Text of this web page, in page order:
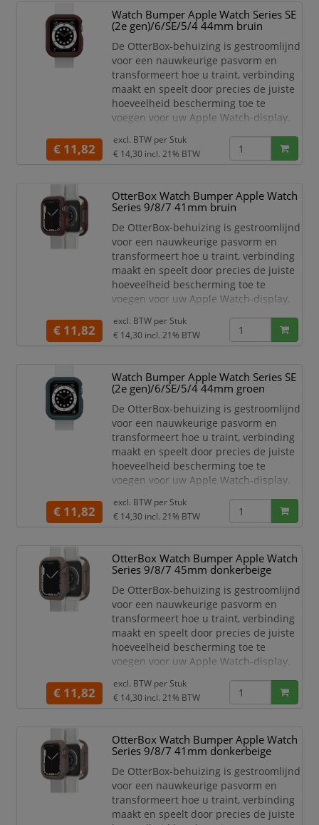
Gladde bumperbeschermers,
randen en kroon
Bestaat voor 90% uit gerecycled
plast
Watch Bumper Apple Watch Series SE
(2e gen)/6/SE/5/4 44mm bruin
De OtterBox-behuizing is gestroomlijnd
voor een nauwkeurige pasvorm en
transformeert hoe u traint, verbinding
maakt en speelt door precies de juiste
hoeveelheid bescherming toe te
voegen voor uw Apple Watch-display.
meer een oproep of sms en
maximaliseer elke activiteit zonder je
Apple Watch-scherm. De gladde
randen van de OtterBox Case
€ 11,82
excl. BTW per Stuk
€ 14,30 incl. 21% BTW
OtterBox Watch Bumper Apple Watch
Series 9/8/7 41mm bruin
De OtterBox-behuizing is gestroomlijnd
voor een nauwkeurige pasvorm en
transformeert hoe u traint, verbinding
maakt en speelt door precies de juiste
hoeveelheid bescherming toe te
voegen voor uw Apple Watch-display.
meer een oproep of sms en
maximaliseer elke activiteit zonder je
Apple Watch-scherm. De gladde
randen van de OtterBox Case
blokkeren de kracht van impact en bed
€ 11,82
excl. BTW per Stuk
€ 14,30 incl. 21% BTW
Watch Bumper Apple Watch Series SE
(2e gen)/6/SE/5/4 44mm groen
De OtterBox-behuizing is gestroomlijnd
voor een nauwkeurige pasvorm en
transformeert hoe u traint, verbinding
maakt en speelt door precies de juiste
hoeveelheid bescherming toe te
voegen voor uw Apple Watch-display.
meer een oproep of sms en
maximaliseer elke activiteit zonder je
Apple Watch-scherm. De gladde
randen van de OtterBox Case
blokkeren de kracht van impact en bed
€ 11,82
excl. BTW per Stuk
€ 14,30 incl. 21% BTW
OtterBox Watch Bumper Apple Watch
Series 9/8/7 45mm donkerbeige
De OtterBox-behuizing is gestroomlijnd
voor een nauwkeurige pasvorm en
transformeert hoe u traint, verbinding
maakt en speelt door precies de juiste
hoeveelheid bescherming toe te
voegen voor uw Apple Watch-display.
meer een oproep of sms en
maximaliseer elke activiteit zonder je
Apple Watch-scherm. De gladde
randen van de OtterBox Case
blokkeren de kracht van impact en bed
€ 11,82
excl. BTW per Stuk
€ 14,30 incl. 21% BTW
OtterBox Watch Bumper Apple Watch
Series 9/8/7 41mm donkerbeige
De OtterBox-behuizing is gestroomlijnd
voor een nauwkeurige pasvorm en
transformeert hoe u traint, verbinding
maakt en speelt door precies de juiste